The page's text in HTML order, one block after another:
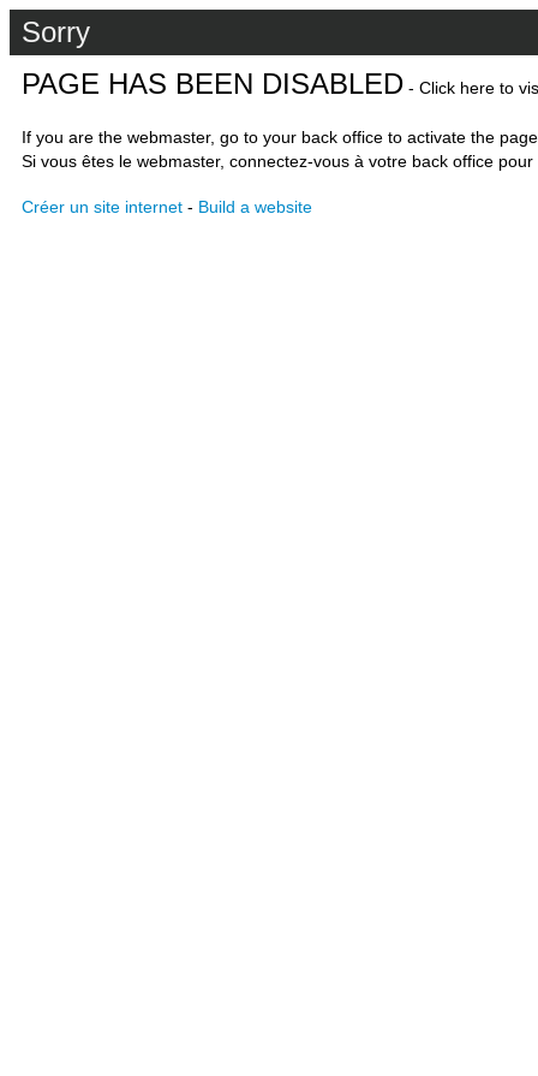
Sorry
PAGE HAS BEEN DISABLED - Click here to
If you are the webmaster, go to your back office to activate the
Si vous êtes le webmaster, connectez-vous à votre back office
Créer un site internet - Build a website